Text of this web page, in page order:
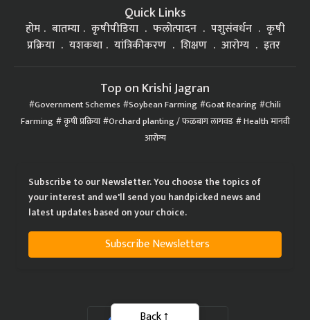
Quick Links
होम बातम्या कृषीपीडिया फलोत्पादन पशुसंवर्धन
कृषी
प्रक्रिया
यशकथा यांत्रिकीकरण शिक्षण आरोग्य इतर
Top on Krishi Jagran
Government Schemes Soybean Farming Goat Rearing Chili
Farming कृषी प्रक्रिया Orchard planting / फळबाग लागवड Health मानवी
आरोग्य
Subscribe to our Newsletter. You choose the topics of
your interest and we'll send you handpicked news and
latest updates based on your choice.
Subscribe Newsletters